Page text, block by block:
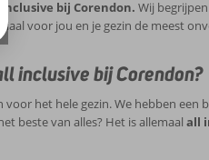
bij Corendon. Wij
voor jou en je gezin de meest
inclusivebij Corendon?
het hele gezin. We hebben een
beste van alles? Het is allemaal all